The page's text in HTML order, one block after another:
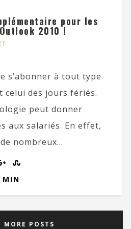
pour les
2010 !
s’abonner à tout type
celui des jours fériés.
peut donner
aux salariés. En effet,
nombreux...
MIN
MORE POSTS